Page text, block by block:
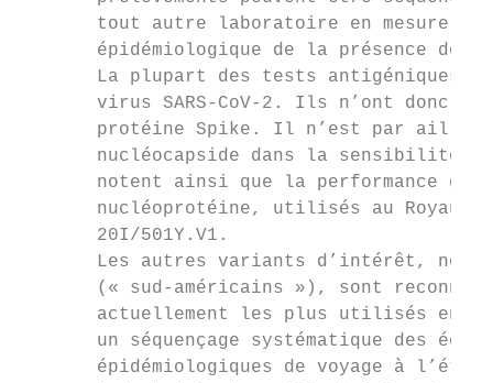
tout autre laboratoire en mesure
épidémiologique de la présence de
La plupart des tests antigéniques
virus SARS-CoV-2. Ils n’ont donc a
protéine Spike. Il n’est par
nucléocapside dans la sensibilité
notent ainsi que la performance
nucléoprotéine, utilisés au
       20I/501Y.V1.
Les autres variants d’intérêt,
(« sud-américains »), sont
actuellement les plus utilisés en
un séquençage systématique des
épidémiologiques de voyage à